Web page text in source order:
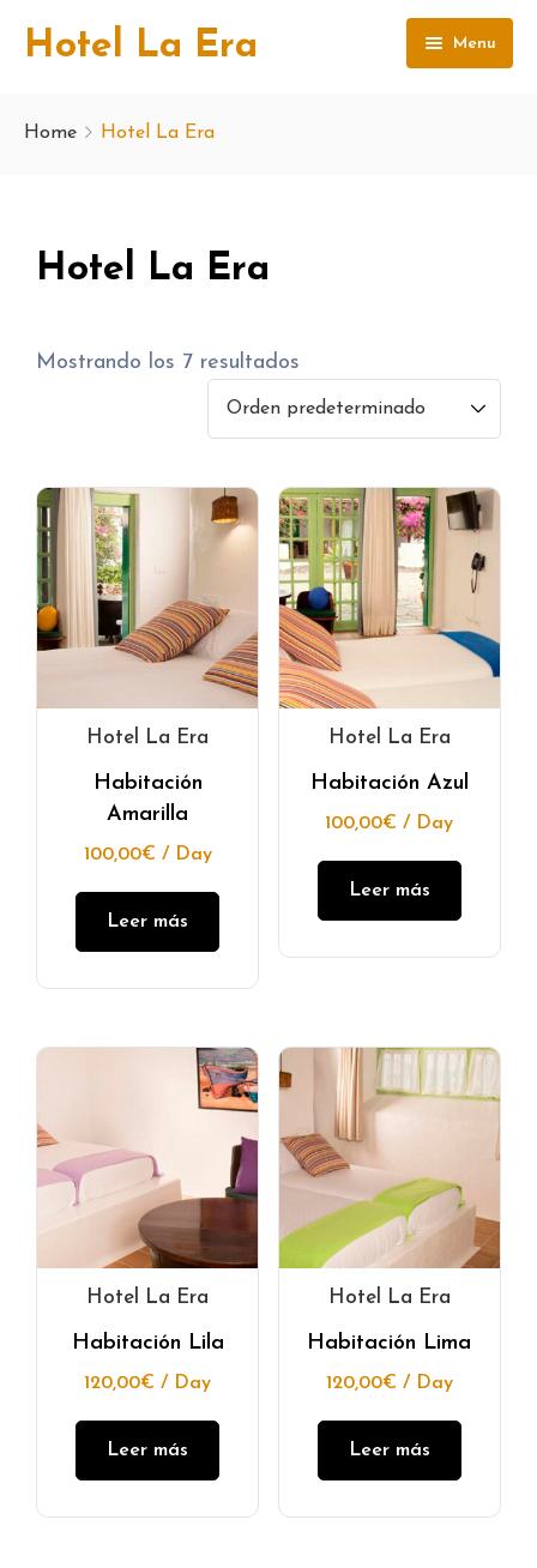
Hotel La Era Menu
RESTAURANTE
Home Hotel La Era
Hotel La Era
Mostrando los 7 resultados
Hotel La Era
Habitación
Amarilla
100,00€ / Day
Leer más
Hotel La Era
Habitación Azul
100,00€ / Day
Leer más
Hotel La Era
Habitación Lila
120,00€ / Day
Leer más
Hotel La Era
Habitación Lima
120,00€ / Day
Leer más